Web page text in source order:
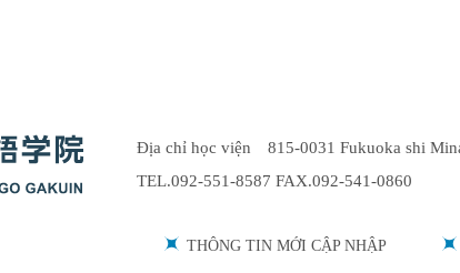
Địa chỉ học viện 815-0031 Fukuoka shi
TEL.092-551-8587 FAX.092-541-0860
THÔNG TIN MỚI CẬP NHẬP